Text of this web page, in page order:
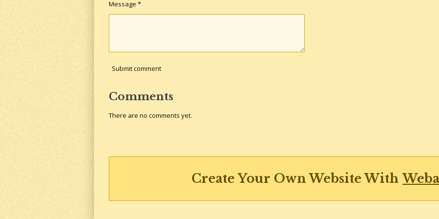
Message *
Submit comment
Comments
There are no comments yet.
Create Your Own Website With